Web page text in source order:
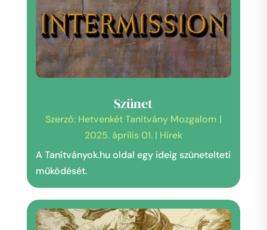
Szünet
Szerző: Hetvenkét Tanítvány Mozgalom |
2025. április 01.| Hírek
A Tanítványok.hu oldal egy ideig szünetelteti
működését.